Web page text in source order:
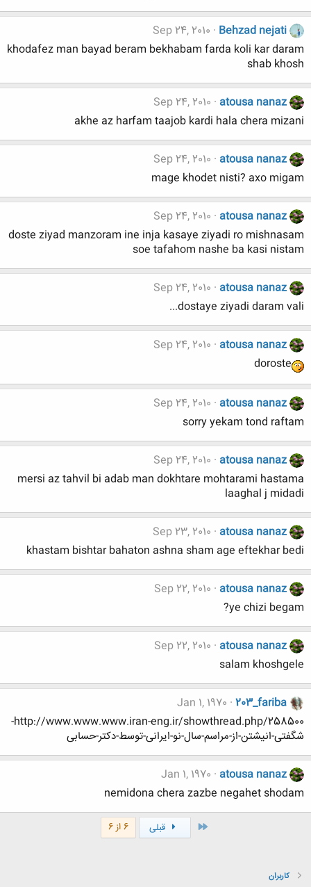
Behzad nejati
Sep 24, 2010
khodafez man bayad beram bekhabam farda koli kar daram
shab khosh
atousa nanaz
Sep 24, 2010
akhe az harfam taajob kardi hala chera mizani
atousa nanaz
Sep 24, 2010
mage khodet nisti? axo migam
atousa nanaz
Sep 24, 2010
doste ziyad manzoram ine inja kasaye ziyadi ro mishnasam
soe tafahom nashe ba kasi nistam
atousa nanaz
Sep 24, 2010
dostaye ziyadi daram vali...
atousa nanaz
Sep 24, 2010
doroste
atousa nanaz
Sep 24, 2010
sorry yekam tond raftam
atousa nanaz
Sep 24, 2010
mersi az tahvil bi adab man dokhtare mohtarami hastama
laaghal j midadi
atousa nanaz
Sep 23, 2010
khastam bishtar bahaton ashna sham age eftekhar bedi
atousa nanaz
Sep 22, 2010
ye chizi begam?
atousa nanaz
Sep 22, 2010
salam khoshgele
203_fariba
Jan 1, 1970
http://www.www.www.iran-eng.ir/showthread.php/258500-
شگفتی-انیشتن-از-مراسم-سال-نو-ایرانی-توسط-دکتر-حسابی
atousa nanaz
Jan 1, 1970
nemidona chera zazbe negahet shodam
اول قبلی 6 از 6
کاربران